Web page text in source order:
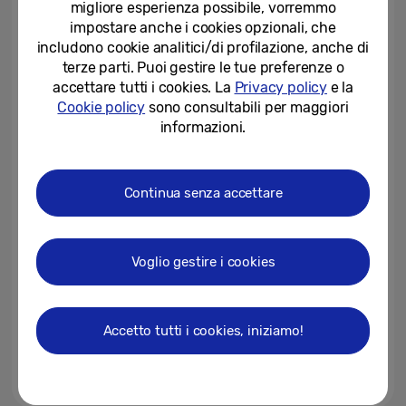
25-08-2025
Samsung lancia il primo Micro
RGB al mondo, fissando un
nuovo standard per la...
IFA 2025: Samsung presenta le
08-08-2025
dei Jonas Brothers live in
esclusiva su Samsung TV Plus
migliore esperienza possibile, vorremmo
impostare anche i cookies opzionali, che
includono cookie analitici/di profilazione, anche di
terze parti. Puoi gestire le tue preferenze o
accettare tutti i cookies. La Privacy policye la
Cookie policy sono consultabili per maggiori
informazioni.
Continua senza accettare
Voglio gestire i cookies
Accetto tutti i cookies, iniziamo!